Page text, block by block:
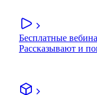
Бесплатные
Рассказывают и